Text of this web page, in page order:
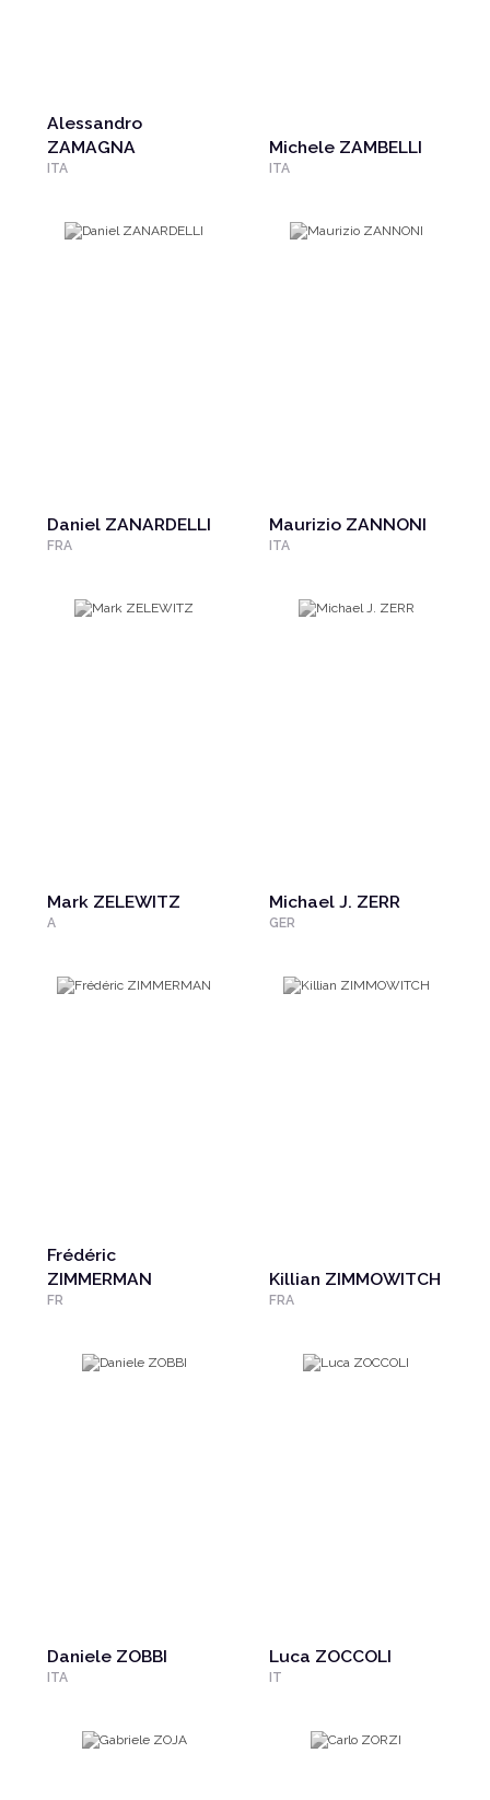
Alessandro
ZAMAGNA
ITA
Michele ZAMBELLI
ITA
Daniel ZANARDELLI
FRA
Maurizio ZANNONI
ITA
Mark ZELEWITZ
A
Michael J. ZERR
GER
Frédéric
ZIMMERMAN
FR
Killian ZIMMOWITCH
FRA
Daniele ZOBBI
ITA
Luca ZOCCOLI
IT